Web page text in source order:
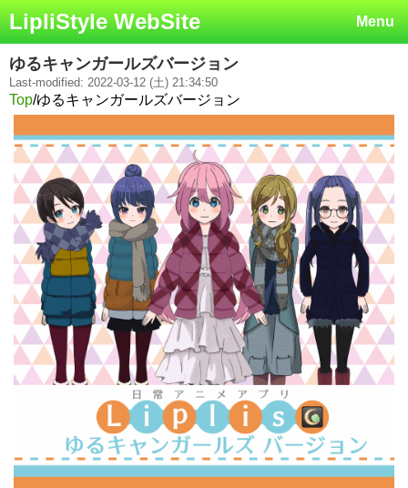
Menu
LipliStyle WebSite
ゆるキャンガールズバージョン
Last-modified: 2022-03-12 (土) 21:34:50
Top/ゆるキャンガールズバージョン